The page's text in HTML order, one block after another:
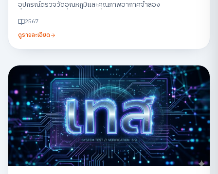
อุปกรณ์ตรวจวัดอุณหภูมิและคุณภาพอากาศจำลอง
2567
ดูรายละเอียด